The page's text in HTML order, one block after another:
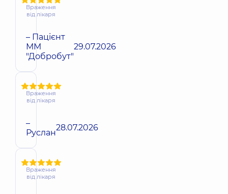
Враження
від лікаря
– Пацієнт
ММ
"Добробут"
29.07.2026
Враження
від лікаря
–
Руслан28.07.2026
Враження
від лікаря